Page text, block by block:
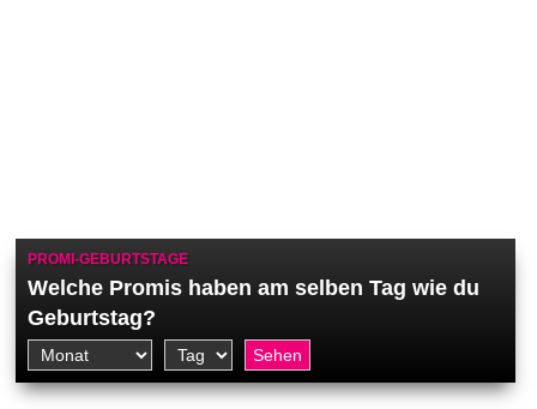
PROMI-GEBURTSTAGE
Welche Promis haben am selben Tag wie du
Geburtstag?